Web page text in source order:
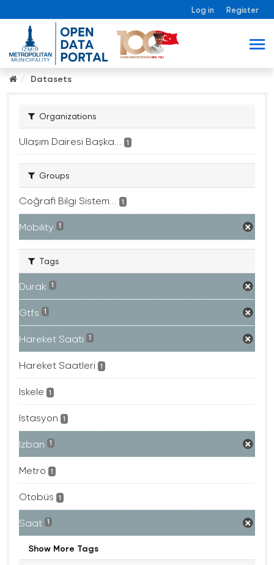
Log in Register
Datasets
Organizations
Ulaşım Dairesi Başka... 1
Groups
Coğrafi Bilgi Sistem... 1
Mobility 1
Tags
Durak 1
Gtfs 1
Hareket Saati 1
Hareket Saatleri 1
Iskele 1
Istasyon 1
Izban 1
Metro 1
Otobüs 1
Saat 1
Show More Tags